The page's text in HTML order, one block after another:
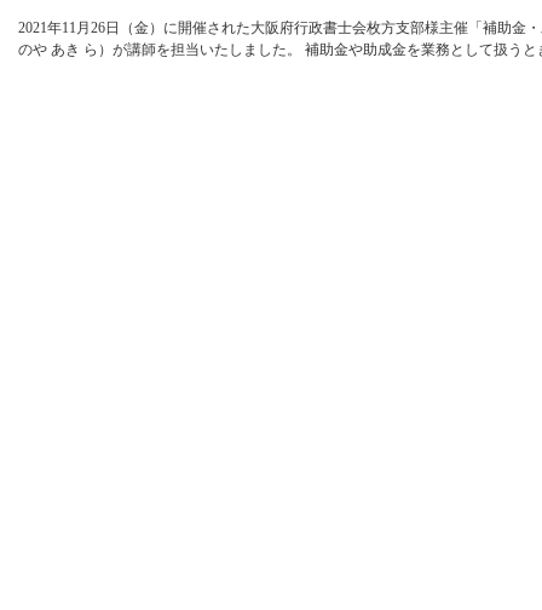
2021年11月26日（金）に開催された大阪府行政書士会枚方支部様主催「補助金
のや あき ら）が講師を担当いたしました。 補助金や助成金を業務として扱う